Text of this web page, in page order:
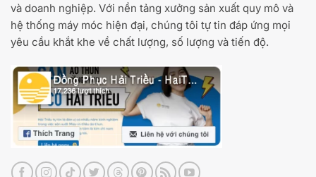
và doanh nghiệp. Với nền tảng xưởng sản xuất quy mô và
hệ thống máy móc hiện đại, chúng tôi tự tin đáp ứng mọi
yêu cầu khắt khe về chất lượng, số lượng và tiến độ.